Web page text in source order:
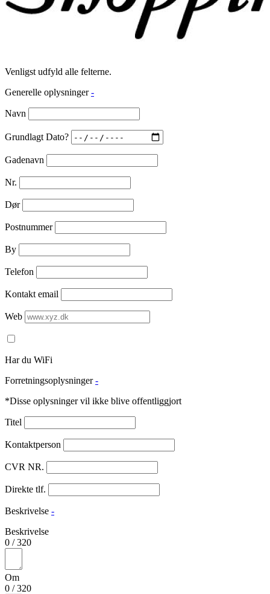
Venligst udfyld alle felterne.
Generelle oplysninger -
Navn
Grundlagt Dato?
Gadenavn
Nr.
Dør
Postnummer
By
Telefon
Kontakt email
Web
Har du WiFi
Forretningsoplysninger -
*Disse oplysninger vil ikke blive offentliggjort
Titel
Kontaktperson
CVR NR.
Direkte tlf.
Beskrivelse -
Beskrivelse
0 /320
Om
0 /320